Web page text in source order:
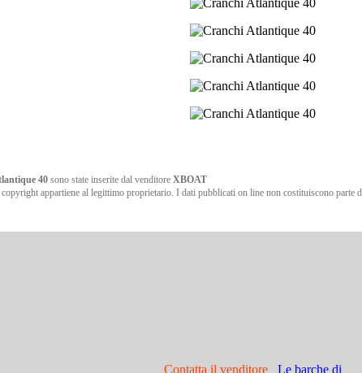
40 sono state inserite dal venditore XBOAT
appartiene al legittimo proprietario. I dati pubblicati on line non costituiscono
Contatta il venditore Le barche di